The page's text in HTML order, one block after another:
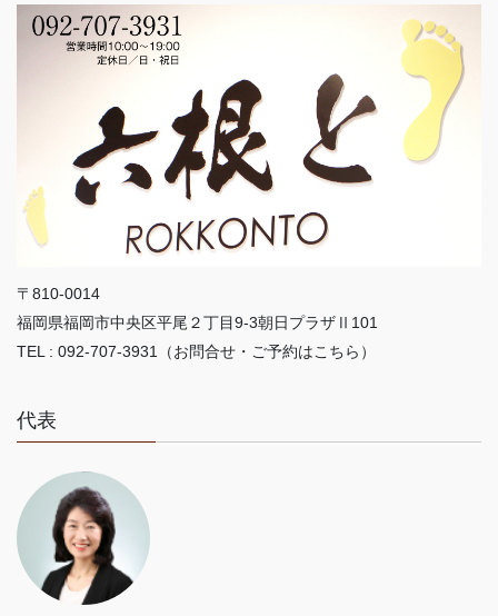
〒810-0014
福岡県福岡市中央区平尾２丁目9-3朝日プラザⅡ101
TEL : 092-707-3931（お問合せ・ご予約はこちら）
代表